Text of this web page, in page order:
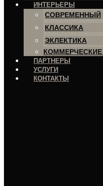
ИНТЕРЬЕРЫ
СОВРЕМЕННЫЙ
КЛАССИКА
ЭКЛЕКТИКА
ПАРТНЕРЫ
УСЛУГИ
КОНТАКТЫ